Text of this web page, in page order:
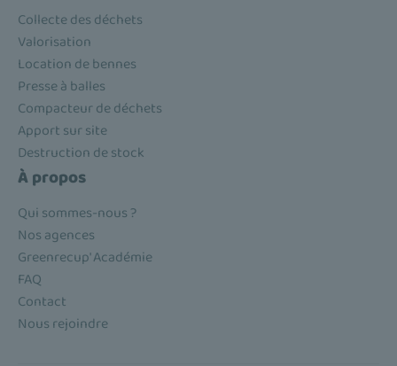
Collecte des déchets
Valorisation
Location de bennes
Presse à balles
Compacteur de déchets
Apport sur site
Destruction de stock
À propos
Qui sommes-nous ?
Nos agences
Greenrecup' Académie
FAQ
Contact
Nous rejoindre